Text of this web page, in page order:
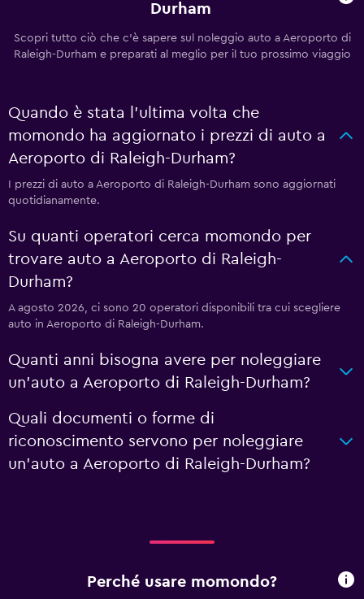
Durham
Scopri tutto ciò che c'è sapere sul noleggio auto a Aeroporto di
Raleigh-Durham e preparati al meglio per il tuo prossimo viaggio
Quando è stata l'ultima volta che
momondo ha aggiornato i prezzi di auto a
Aeroporto di Raleigh-Durham?
I prezzi di auto a Aeroporto di Raleigh-Durham sono aggiornati
quotidianamente.
Su quanti operatori cerca momondo per
trovare auto a Aeroporto di Raleigh-
Durham?
A agosto 2026, ci sono 20 operatori disponibili tra cui scegliere
auto in Aeroporto di Raleigh-Durham.
Quanti anni bisogna avere per noleggiare
un'auto a Aeroporto di Raleigh-Durham?
Quali documenti o forme di
riconoscimento servono per noleggiare
un'auto a Aeroporto di Raleigh-Durham?
Perché usare momondo?